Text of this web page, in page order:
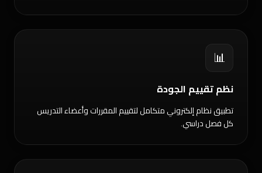
📊
نظم تقييم الجودة
تطبيق نظام إلكتروني متكامل لتقييم المقررات وأعضاء التدريس
كل فصل دراسي.